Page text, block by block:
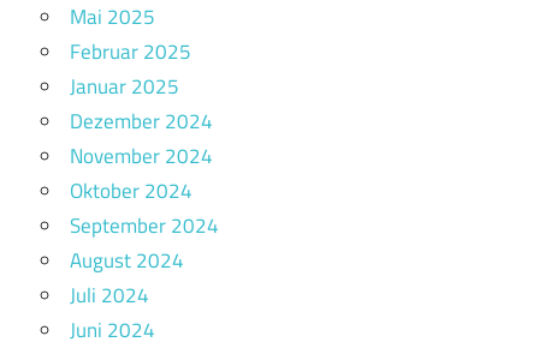
Mai 2025
Februar 2025
Januar 2025
Dezember 2024
November 2024
Oktober 2024
September 2024
August 2024
Juli 2024
Juni 2024